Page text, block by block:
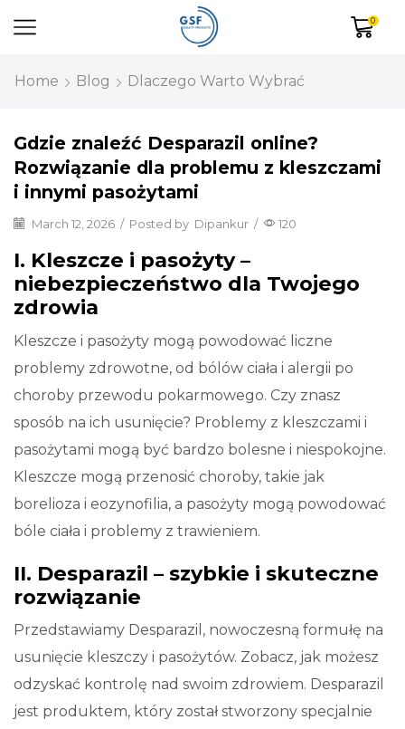
0
Home Blog Dlaczego Warto Wybrać
Gdzie znaleźć Desparazil online?
Rozwiązanie dla problemu z kleszczami
i innymi pasożytami
March 12, 2026 / Posted by Dipankur / 120
I. Kleszcze i pasożyty –
niebezpieczeństwo dla Twojego
zdrowia
Kleszcze i pasożyty mogą powodować liczne
problemy zdrowotne, od bólów ciała i alergii po
choroby przewodu pokarmowego. Czy znasz
sposób na ich usunięcie? Problemy z kleszczami i
pasożytami mogą być bardzo bolesne i niespokojne.
Kleszcze mogą przenosić choroby, takie jak
borelioza i eozynofilia, a pasożyty mogą powodować
bóle ciała i problemy z trawieniem.
II. Desparazil – szybkie i skuteczne
rozwiązanie
Przedstawiamy Desparazil, nowoczesną formułę na
usunięcie kleszczy i pasożytów. Zobacz, jak możesz
odzyskać kontrolę nad swoim zdrowiem. Desparazil
jest produktem, który został stworzony specjalnie